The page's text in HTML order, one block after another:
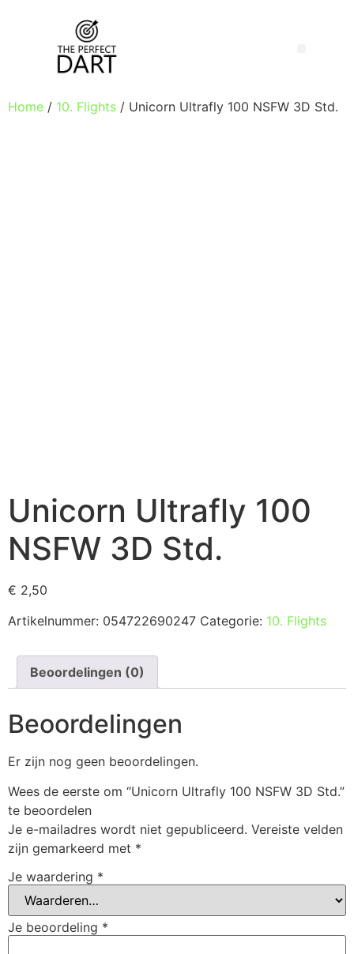
Home / 10. Flights / Unicorn Ultrafly 100 NSFW 3D Std.
Unicorn Ultrafly 100
NSFW 3D Std.
€ 2,50
Artikelnummer: 054722690247 Categorie: 10. Flights
Beoordelingen (0)
Beoordelingen
Er zijn nog geen beoordelingen.
Wees de eerste om “Unicorn Ultrafly 100 NSFW 3D Std.”
te beoordelen
Je e-mailadres wordt niet gepubliceerd. Vereiste velden
zijn gemarkeerd met *
Je waardering *
Je beoordeling *